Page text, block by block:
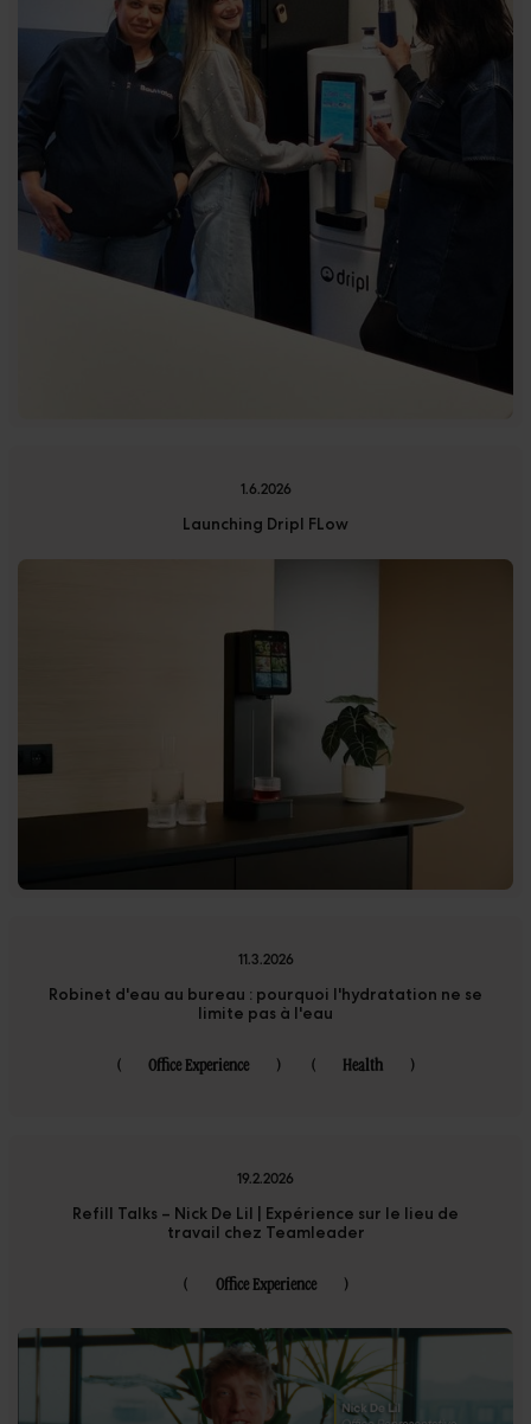
1.6.2026
Launching Dripl FLow
11.3.2026
Robinet d'eau au bureau : pourquoi l'hydratation ne se
limite pas à l'eau
( Office Experience ) ( Health )
19.2.2026
Refill Talks – Nick De Lil | Expérience sur le lieu de
travail chez Teamleader
( Office Experience )